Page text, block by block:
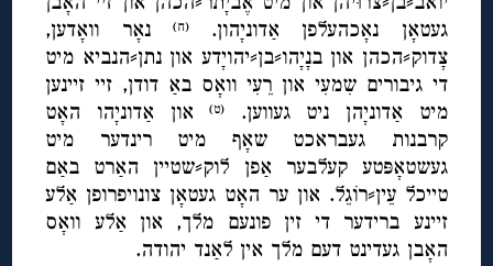
געטאָן נאָכהעלפן אַדוניָהון.(ח)
נאָר וואָדען,
צָדוק⸗הכהן און בנָיָהו⸗בן⸗יהויָדע און נתן⸗הנביא מיט
די גיבורים שִמעִי און רֵעִי וואָס באַ דודן, זיי זיינען
מיט אַדוניָהן ניט געווען.
(ט)און אַדוניָהו האָט
קרבנות געבראכט שאָף מיט רינדער מיט
געשטאָפּטע קעלבער אַפן לוק⸗שטיין האַרט באַם
טייכל עֵין⸗רוֹגֵל. און ער האָט געטאָן צונויפרופן אַלע
זיינע ברידער די זין פונעם מלך, און אַלע וואָס
האָבן געדינט דעם מלך אין לאַנד יהודה.